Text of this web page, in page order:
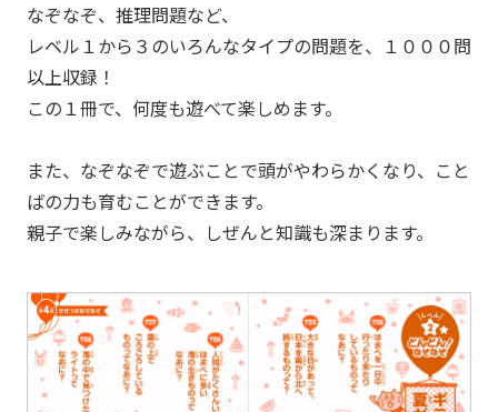
なぞなぞ、推理問題など、
レベル１から３のいろんなタイプの問題を、１０００問
以上収録！
この１冊で、何度も遊べて楽しめます。
また、なぞなぞで遊ぶことで頭がやわらかくなり、こと
ばの力も育むことができます。
親子で楽しみながら、しぜんと知識も深まります。